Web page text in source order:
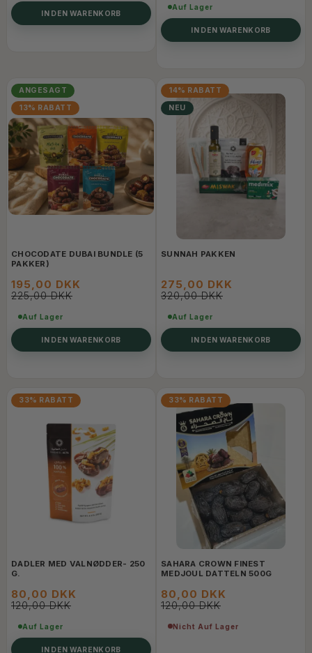
IN DEN WARENKORB
Auf Lager
IN DEN WARENKORB
ANGESAGT
13% RABATT
CHOCODATE DUBAI BUNDLE (5
PAKKER)
195,00 DKK
225,00 DKK
Auf Lager
IN DEN WARENKORB
14% RABATT
NEU
SUNNAH PAKKEN
275,00 DKK
320,00 DKK
Auf Lager
IN DEN WARENKORB
33% RABATT
DADLER MED VALNØDDER- 250
G.
80,00 DKK
120,00 DKK
Auf Lager
IN DEN WARENKORB
33% RABATT
SAHARA CROWN FINEST
MEDJOUL DATTELN 500G
80,00 DKK
120,00 DKK
Nicht Auf Lager